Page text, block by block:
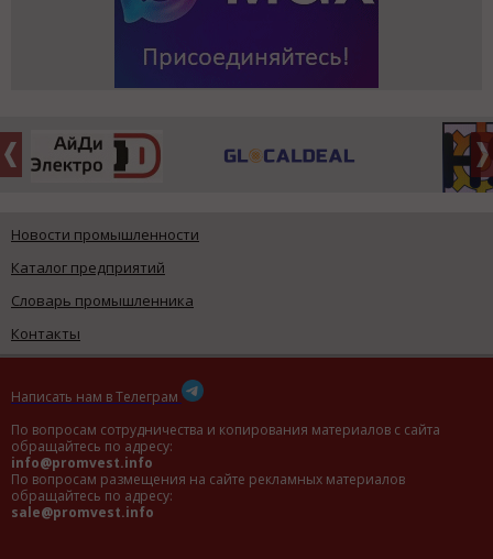
Новости промышленности
Каталог предприятий
Словарь промышленника
Контакты
Написать нам в Телеграм
По вопросам сотрудничества и копирования материалов с сайта
обращайтесь по адресу:
info@promvest.info
По вопросам размещения на сайте рекламных материалов
обращайтесь по адресу:
sale@promvest.info